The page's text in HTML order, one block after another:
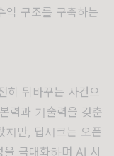
익 구조를 구축하는
히 뒤바꾸는 사건으
력과 기술력을 갖춘
지만, 딥시크는 오픈
극대화하며 AI 시